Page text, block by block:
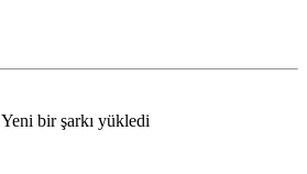
Yeni bir şarkı yükledi